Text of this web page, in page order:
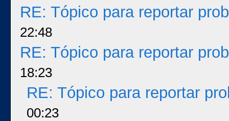
RE: Tópico para reportar
22:48
RE: Tópico para reportar
18:23
RE: Tópico para reportar
00:23